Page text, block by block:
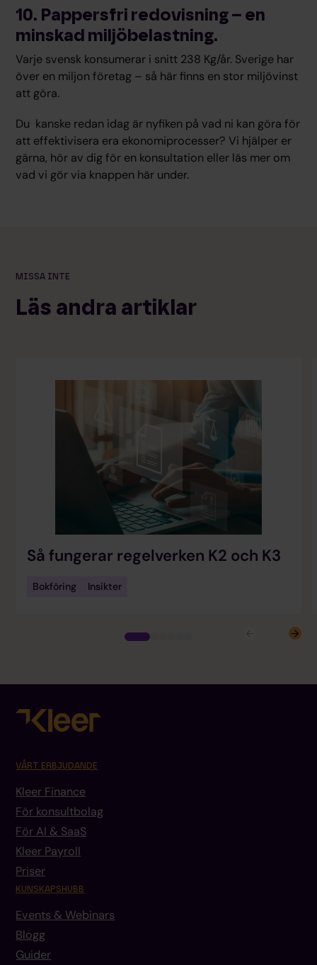
10. Pappersfri redovisning – en
minskad miljöbelastning.
Varje svensk konsumerar i snitt 238 Kg/år. Sverige har
över en miljon företag – så här finns en stor miljövinst
att göra.
Du kanske redan idag är nyfiken på vad ni kan göra för
att effektivisera era ekonomiprocesser? Vi hjälper er
gärna, hör av dig för en konsultation eller läs mer om
vad vi gör via knappen här under.
MISSA INTE
Läs andra artiklar
Så fungerar regelverken K2 och K3
Bokföring Insikter
VÅRT ERBJUDANDE
Kleer Finance
För konsultbolag
För AI & SaaS
Kleer Payroll
Priser
KUNSKAPSHUBB
Events & Webinars
Blogg
Guider